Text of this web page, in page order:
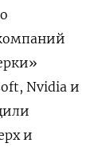
Nvidia и
и